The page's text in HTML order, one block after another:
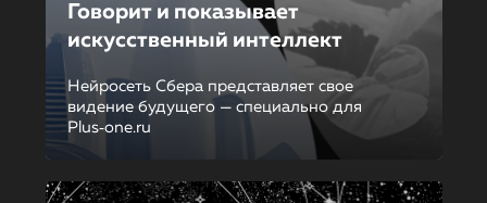
Говорит и показывает
искусственный интеллект
Нейросеть Сбера представляет свое
видение будущего — специально для
Plus‑one.ru